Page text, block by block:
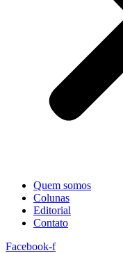
Quem somos
Colunas
Editorial
Contato
Facebook-f